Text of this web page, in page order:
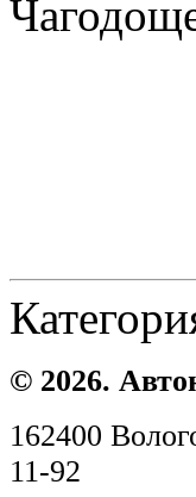
© 2026.
162400
11-92